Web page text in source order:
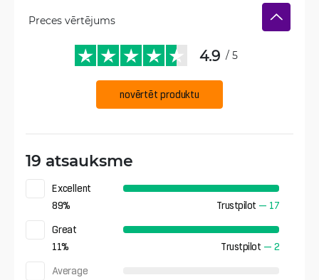
Preces vērtējums
4.9 / 5
novērtēt produktu
19 atsauksme
Excellent
89% Trustpilot — 17
Great
11% Trustpilot — 2
Average